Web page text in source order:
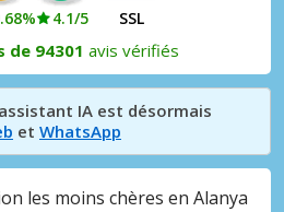
4.1/5 SSL
de 94301 avis vérifiés
IA est désormais
et WhatsApp
les moins chères en Alanya